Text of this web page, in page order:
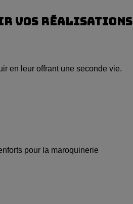
VOS RÉALISATIONS
en leur offrant une seconde vie.
pour la maroquinerie